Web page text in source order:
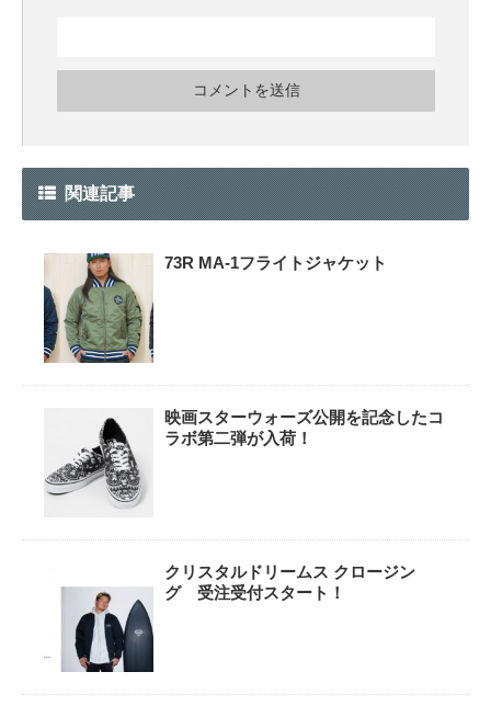
関連記事
73R MA-1フライトジャケット
映画スターウォーズ公開を記念したコ
ラボ第二弾が入荷！
クリスタルドリームス クロージン
グ 受注受付スタート！